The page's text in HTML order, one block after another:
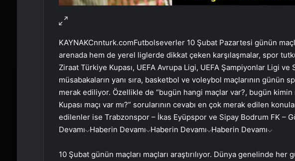
KAYNAKCnnturk.comFutbolseverler 10 Şubat Pazartesi günün
arenada hem de yerel liglerde dikkat çeken karşılaşmalar, spor
Ziraat Türkiye Kupası, UEFA Avrupa Ligi, UEFA Şampiyonlar Ligi
müsabakaların yanı sıra, basketbol ve voleybol maçlarının günün
merak ediliyor. Özellikle de “bugün hangi maçlar var?, bugün kimin
Kupası maçı var mı?” sorularının cevabı en çok merak edilen
edilenler ise Trabzonspor – İkas Eyüpspor ve Sipay Bodrum FK –
Devamı Haberin Devamı Haberin Devamı Haberin Devamı
10 Şubat günün maçları maçları araştırılıyor. Dünya genelinde